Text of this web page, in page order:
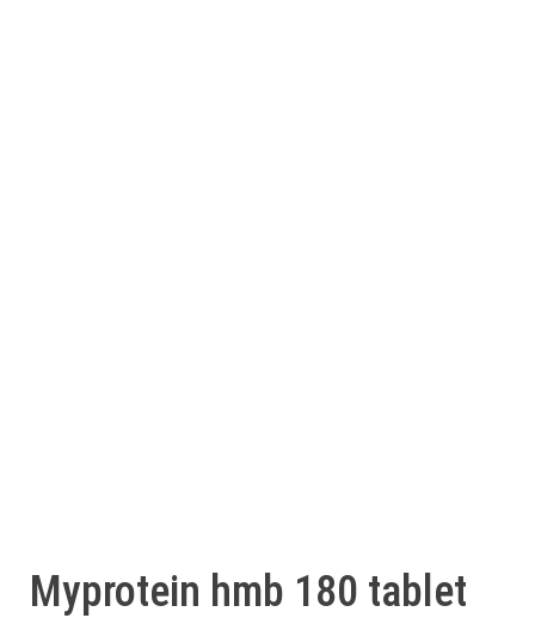
Myprotein hmb 180 tablet